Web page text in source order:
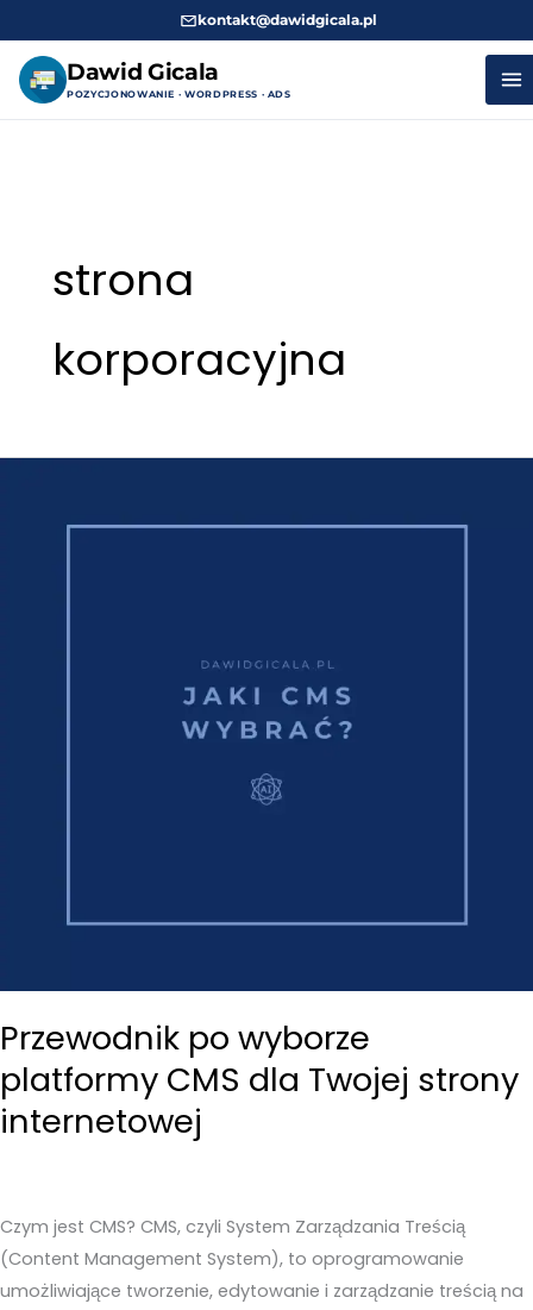
kontakt@dawidgicala.pl
Dawid Gicala
POZYCJONOWANIE · WORDPRESS · ADS
strona
korporacyjna
Przewodnik po wyborze
platformy CMS dla Twojej strony
internetowej
Czym jest CMS? CMS, czyli System Zarządzania Treścią
(Content Management System), to oprogramowanie
umożliwiające tworzenie, edytowanie i zarządzanie treścią na